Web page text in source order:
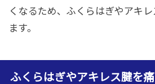
くなるため、ふくらはぎやアキ
ます。
ふくらはぎやアキレス腱を